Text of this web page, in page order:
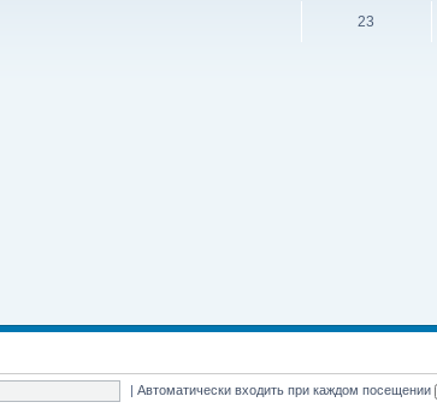
23
|Автоматически входить при каждом посещении